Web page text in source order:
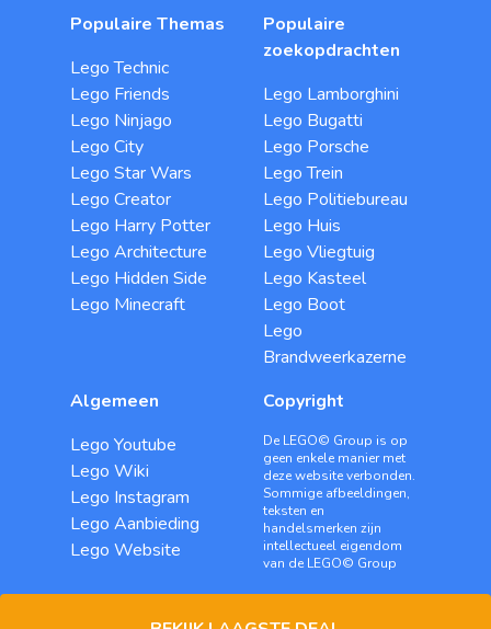
Populaire Themas
Lego Technic
Lego Friends
Lego Ninjago
Lego City
Lego Star Wars
Lego Creator
Lego Harry Potter
Lego Architecture
Lego Hidden Side
Lego Minecraft
Populaire
zoekopdrachten
Lego Lamborghini
Lego Bugatti
Lego Porsche
Lego Trein
Lego Politiebureau
Lego Huis
Lego Vliegtuig
Lego Kasteel
Lego Boot
Lego
Brandweerkazerne
Algemeen
Lego Youtube
Lego Wiki
Lego Instagram
Lego Aanbieding
Lego Website
Copyright
De LEGO© Group is op
geen enkele manier met
deze website verbonden.
Sommige afbeeldingen,
teksten en
handelsmerken zijn
intellectueel eigendom
van de LEGO© Group